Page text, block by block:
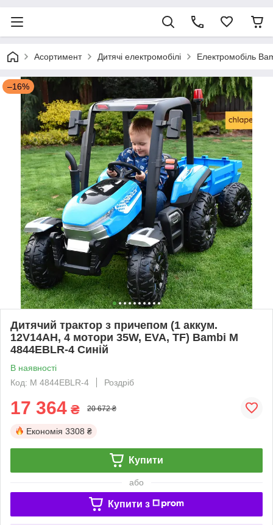
Асортимент Дитячі електромобілі Електромобіль
–16%
Дитячий трактор з причепом (1 аккум.
12V14AH, 4 мотори 35W, EVA, TF) Bambi M
4844EBLR-4 Синій
В наявності
Код: M 4844EBLR-4
Роздріб
17 364 ₴ 20 672 ₴
Економія 3308 ₴
Купити
або
Купити з